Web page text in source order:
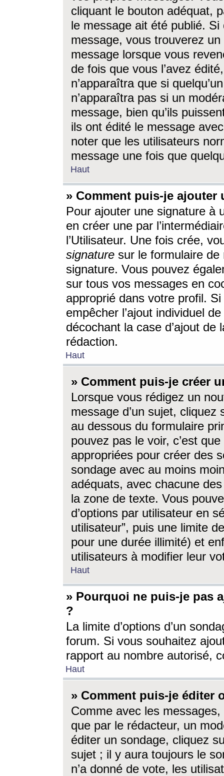
cliquant le bouton adéquat,
le message ait été publié. Si
message, vous trouverez
message lorsque vous
de fois que vous l’avez
n’apparaîtra que si
n’apparaîtra pas si un
message, bien qu’ils
ils ont édité le message
noter que les utilisateurs
message une fois que
Haut
» Comment puis-je ajouter
Pour ajouter une signature à
en créer une par
l’Utilisateur. Une fois crée,
signature sur le formulaire de
signature. Vous pouvez
sur tous vos messages en
approprié dans votre profil.
empêcher l’ajout individuel
décochant la case d’ajout
rédaction.
Haut
» Comment puis-je créer
Lorsque vous rédigez un
message d’un sujet, cliquez
au dessous du formulaire
pouvez pas le voir, c’est
appropriées pour créer des
sondage avec au moins
adéquats, avec chacune
la zone de texte. Vous
d’options par utilisateur en
utilisateur”, puis une limite
pour une durée illimité) et
utilisateurs à modifier leur
Haut
» Pourquoi ne puis-je pas
?
La limite d’options d’un
forum. Si vous souhaitez
rapport au nombre autorisé,
Haut
» Comment puis-je éditer
Comme avec les
que par le rédacteur, un
éditer un sondage, cliquez
sujet ; il y aura toujours le
n’a donné de vote, les